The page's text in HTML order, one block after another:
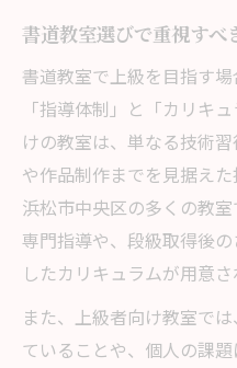
浜松の書道教室
書道教室の講師
ント
静岡で大人専用
極め方
上級書道教室の
較
書道教室の上級指導
書道教室の上級
い
書道教室選びで重視すべ
書道教室で上級を目指す
「指導体制」と「カリキ
けの教室は、単なる技術
や作品制作までを見据え
浜松市中央区の多くの教
専門指導や、段級取得後
したカリキュラムが用意さ
また、上級者向け教室で
ていることや、個人の課